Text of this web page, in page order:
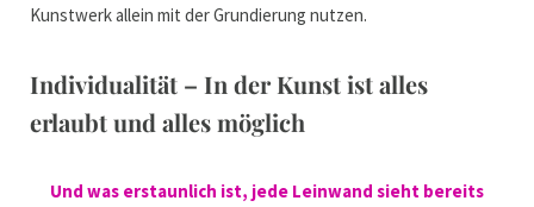
Kunstwerk allein mit der Grundierung nutzen.
Individualität – In der Kunst ist alles
erlaubt und alles möglich
Und was erstaunlich ist, jede Leinwand sieht bereits